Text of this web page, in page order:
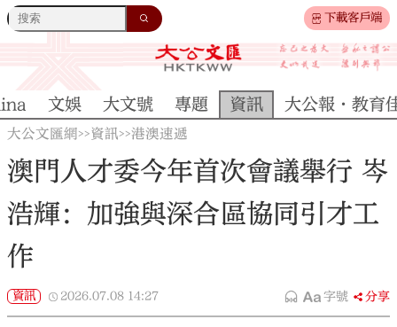
下載客戶端
文娛 大文號 專題 資訊 大公報·教育
大公文匯網>>資訊>>港澳速遞
澳門人才委今年首次會議舉行 岑
浩輝：加強與深合區協同引才工
作
資訊 2026.07.08 14:27 字號 分享